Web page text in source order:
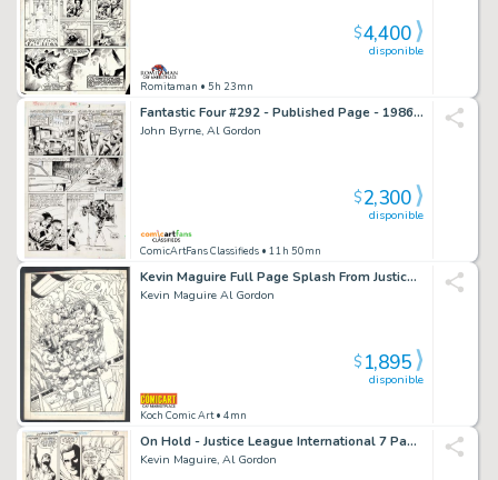
Romitaman • 5h 23mn
disponible
$4,400
Fantastic Four #292 - Published Page - 1986 - John Byrne And Al Gordon
John Byrne, Al Gordon
ComicArtFans Classifieds • 11h 50mn
disponible
$2,300
Kevin Maguire Full Page Splash From Justice Leage International Issue Justice League International # 11 Page 19
Kevin Maguire Al Gordon
Koch Comic Art• 4mn
disponible
$1,895
On Hold - Justice League International 7 Page 15 - Kevin Maguire
Kevin Maguire, Al Gordon